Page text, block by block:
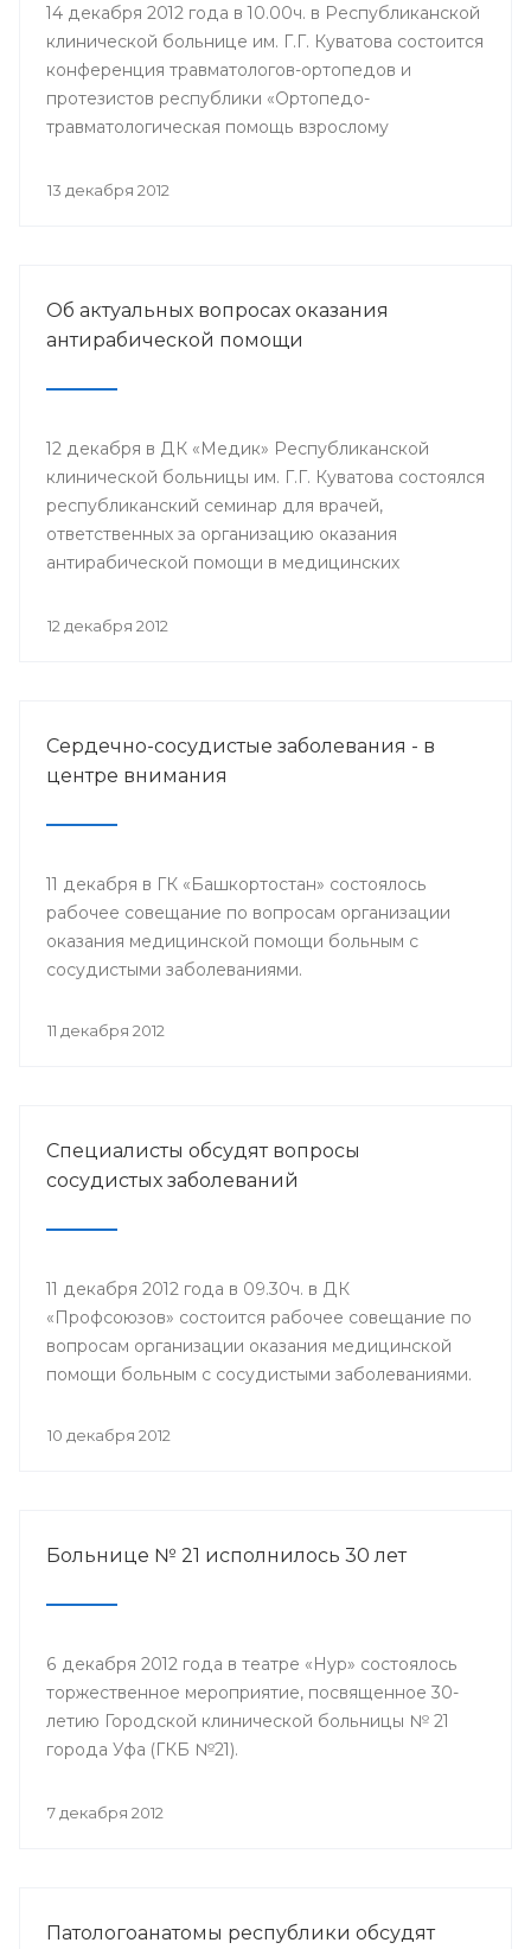
14 декабря 2012 года в 10.00ч. в Республиканской
клинической больнице им. Г.Г. Куватова состоится
конференция травматологов-ортопедов и
протезистов республики «Ортопедо-
травматологическая помощь взрослому
Мероприятие организовано Минздравом РБ в
13 декабря 2012
Об актуальных вопросах оказания
антирабической помощи
12 декабря в ДК «Медик» Республиканской
клинической больницы им. Г.Г. Куватова состоялся
республиканский семинар для врачей,
ответственных за организацию оказания
антирабической помощи в медицинских
организовано Минздравом РБ с целью
12 декабря 2012
Сердечно-сосудистые заболевания - в
центре внимания
11 декабря в ГК «Башкортостан» состоялось
рабочее совещание по вопросам организации
оказания медицинской помощи больным с
сосудистыми заболеваниями.
11 декабря 2012
Специалисты обсудят вопросы
сосудистых заболеваний
11 декабря 2012 года в 09.30ч. в ДК
«Профсоюзов» состоится рабочее совещание по
вопросам организации оказания медицинской
помощи больным с сосудистыми заболеваниями.
10 декабря 2012
Больнице № 21 исполнилось 30 лет
6 декабря 2012 года в театре «Нур» состоялось
торжественное мероприятие, посвященное 30-
летию Городской клинической больницы № 21
города Уфа (ГКБ №21).
7 декабря 2012
Патологоанатомы республики обсудят